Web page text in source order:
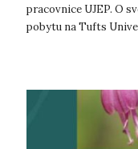
pracovnice UJEP. O
pobytu na Tufts